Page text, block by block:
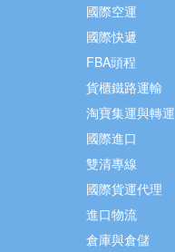
國際空運
國際快遞
FBA頭程
貨櫃鐵路運輸
淘寶集運與轉運
國際進口
雙清專線
國際貨運代理
進口物流
倉庫與倉儲